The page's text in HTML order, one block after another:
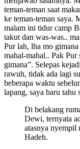
teman-teman saat
ke teman-teman saya.
malam ini tidur camp
takut dan was-was..
Pur lah, lha mo
mahal-mahal.. Pak Pur
gimana”. Selepas
rawuh, tidak ada lagi
beberapa waktu
lapang, saya baru tahu
Di belakang
Dewi, ternyata
atasnya nyempil
Hadeh.